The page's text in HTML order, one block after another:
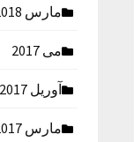
مارس 2018
می 2017
آوریل 2017
مارس 2017